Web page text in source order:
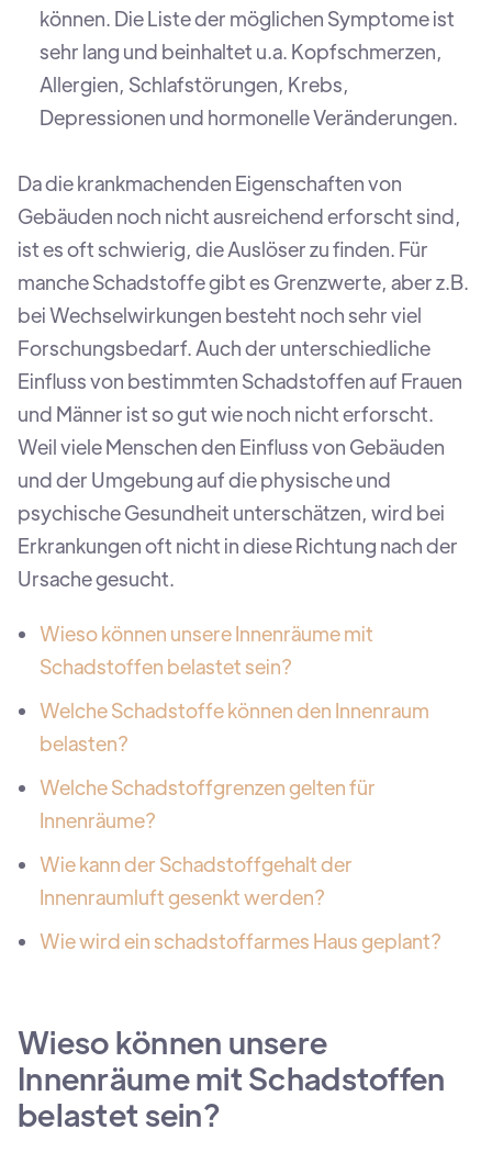
können. Die Liste der möglichen Symptome ist
sehr lang und beinhaltet u.a. Kopfschmerzen,
Allergien, Schlafstörungen, Krebs,
Depressionen und hormonelle Veränderungen.
Da die krankmachenden Eigenschaften von
Gebäuden noch nicht ausreichend erforscht sind,
ist es oft schwierig, die Auslöser zu finden. Für
manche Schadstoffe gibt es Grenzwerte, aber z.B.
bei Wechselwirkungen besteht noch sehr viel
Forschungsbedarf. Auch der unterschiedliche
Einfluss von bestimmten Schadstoffen auf Frauen
und Männer ist so gut wie noch nicht erforscht.
Weil viele Menschen den Einfluss von Gebäuden
und der Umgebung auf die physische und
psychische Gesundheit unterschätzen, wird bei
Erkrankungen oft nicht in diese Richtung nach der
Ursache gesucht.
Wieso können unsere Innenräume mit
Schadstoffen belastet sein?
Welche Schadstoffe können den Innenraum
belasten?
Welche Schadstoffgrenzen gelten für
Innenräume?
Wie kann der Schadstoffgehalt der
Innenraumluft gesenkt werden?
Wie wird ein schadstoffarmes Haus geplant?
Wieso können unsere
Innenräume mit Schadstoffen
belastet sein?